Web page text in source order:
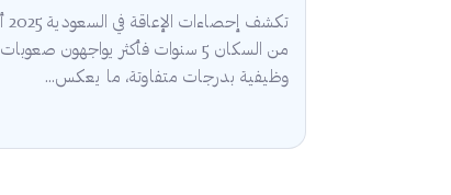
من السكان 5 سنوات فأكثر يواجهون صعوبات
وظيفية بدرجات متفاوتة، ما يعكس...